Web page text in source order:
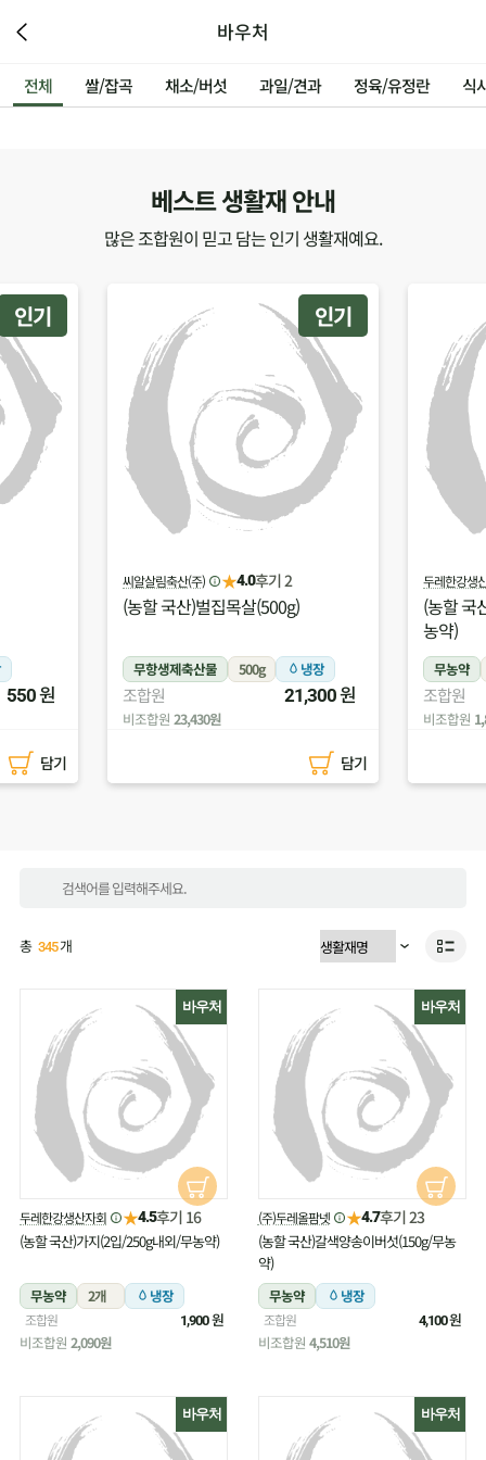
바우처
전체 쌀/잡곡 채소/버섯 과일/견과 정육/유정란 식
베스트 생활재 안내
많은 조합원이 믿고 담는 인기 생활재예요.
인기
550원
담기
인기
씨알살림축산(주) ★4.0후기 2
(농할 국산)벌집목살(500g)
무항생제축산물 500g 냉장
조합원 21,300원
비조합원 23,430원
담기
두레한강생
(농할 국
농약)
무농약
조합원
비조합원
총 345 개
바우처
두레한강생산자회 ★4.5후기 16
(농할 국산)가지(2입/250g내외/무농약)
무농약 2개 냉장
조합원 1,900원
비조합원 2,090원
바우처
(주)두레올팜넷 ★4.7후기 23
(농할 국산)갈색양송이버섯(150g/무농
약)
무농약
냉장
조합원 4,100원
비조합원 4,510원
바우처 바우처